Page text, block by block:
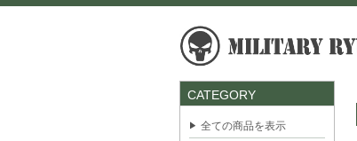
CATEGORY
全ての商品を表示